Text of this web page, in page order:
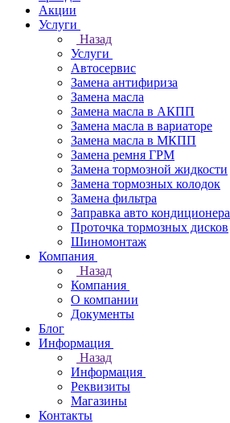
Акции
Услуги
Назад
Услуги
Автосервис
Замена антифириза
Замена масла
Замена масла в АКПП
Замена масла в вариаторе
Замена масла в МКПП
Замена ремня ГРМ
Замена тормозной жидкости
Замена тормозных колодок
Замена фильтра
Заправка авто кондиционера
Проточка тормозных дисков
Шиномонтаж
Компания
Назад
Компания
О компании
Документы
Блог
Информация
Назад
Информация
Реквизиты
Магазины
Контакты